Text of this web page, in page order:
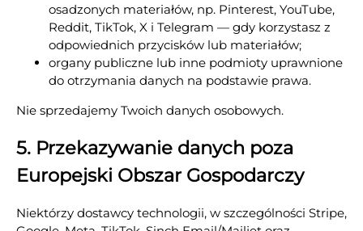
osadzonych materiałów, np. Pinterest, YouTube,
Reddit, TikTok, X i Telegram — gdy korzystasz z
odpowiednich przycisków lub materiałów;
organy publiczne lub inne podmioty uprawnione
do otrzymania danych na podstawie prawa.
Nie sprzedajemy Twoich danych osobowych.
5. Przekazywanie danych poza
Europejski Obszar Gospodarczy
Niektórzy dostawcy technologii, w szczególności Stripe,